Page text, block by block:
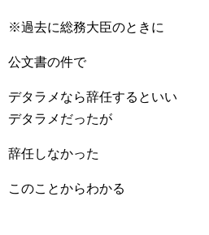
※過去に総務大臣のときに
公文書の件で
デタラメなら辞任するといい
デタラメだったが
辞任しなかった
このことからわかる